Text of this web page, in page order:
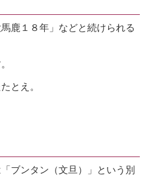
鹿１８年」などと続けられる
とえ。
ブンタン（文旦）」という別